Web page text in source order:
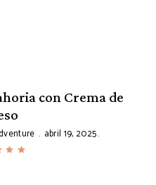
con Crema de
abril 19, 2025